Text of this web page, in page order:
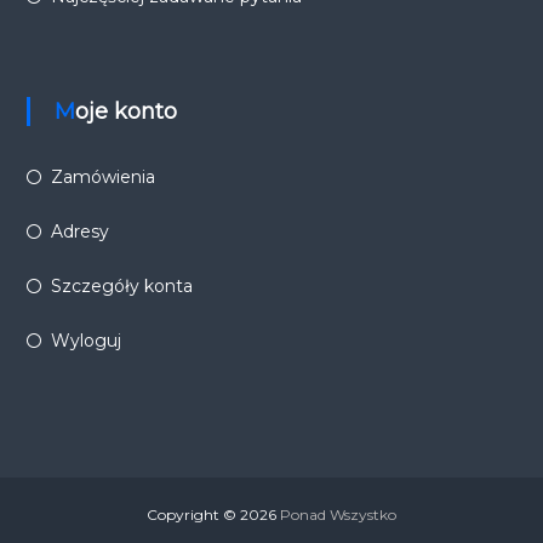
Moje konto
Zamówienia
Adresy
Szczegóły konta
Wyloguj
Copyright © 2026 Ponad Wszystko